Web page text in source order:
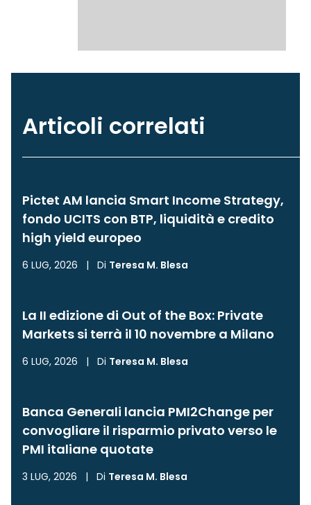
Articoli correlati
Pictet AM lancia Smart Income Strategy,
fondo UCITS con BTP, liquidità e credito
high yield europeo
6 LUG, 2026 | Di Teresa M. Blesa
La II edizione di Out of the Box: Private
Markets si terrà il 10 novembre a Milano
6 LUG, 2026 | Di Teresa M. Blesa
Banca Generali lancia PMI2Change per
convogliare il risparmio privato verso le
PMI italiane quotate
3 LUG, 2026 | Di Teresa M. Blesa